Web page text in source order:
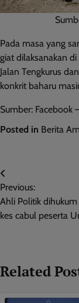
Pada masa yang
giat dilaksanakan
Jalan Tengkurus
konkrit baharu
Sumber: Facebook
Posted in Berita Am
Post
navigation
Previous:
Ahli Politik
kes cabul peserta
Related